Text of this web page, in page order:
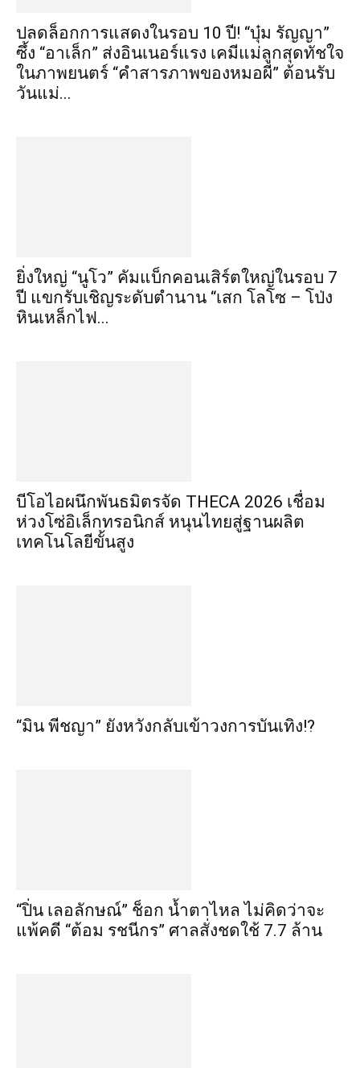
ปลดล็อกการแสดงในรอบ 10 ปี! “บุ๋ม รัญญา”
ซึ้ง “อาเล็ก” ส่งอินเนอร์แรง เคมีแม่ลูกสุดทัชใจ
ในภาพยนตร์ “คำสารภาพของหมอผี” ต้อนรับ
วันแม่...
ยิ่งใหญ่ “นูโว” คัมแบ็กคอนเสิร์ตใหญ่ในรอบ 7
ปี แขกรับเชิญระดับตำนาน “เสก โลโซ – โป่ง
หินเหล็กไฟ...
บีโอไอผนึกพันธมิตรจัด THECA 2026 เชื่อม
ห่วงโซ่อิเล็กทรอนิกส์ หนุนไทยสู่ฐานผลิต
เทคโนโลยีขั้นสูง
“มิน พีชญา” ยังหวังกลับเข้าวงการบันเทิง!?
“ปิ่น เลอลักษณ์” ช็อก น้ำตาไหล ไม่คิดว่าจะ
แพ้คดี “ต้อม รชนีกร” ศาลสั่งชดใช้ 7.7 ล้าน